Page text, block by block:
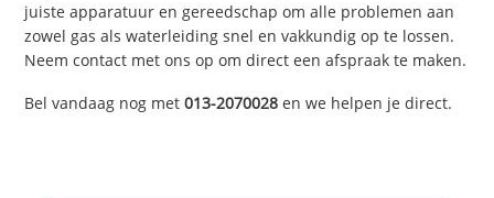
juiste apparatuur en gereedschap om alle problemen aan
zowel gas als waterleiding snel en vakkundig op te lossen.
Neem contact met ons op om direct een afspraak te maken.
Bel vandaag nog met013-2070028 en we helpen je direct.